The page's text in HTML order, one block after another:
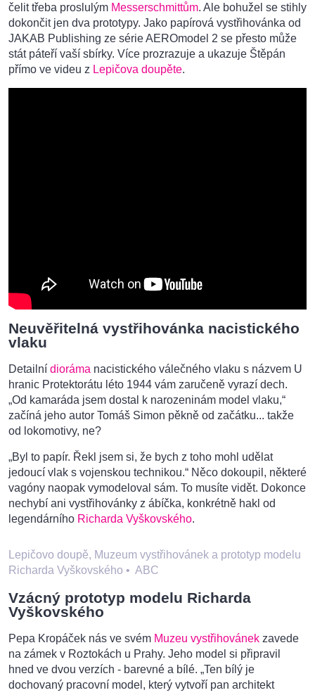
čelit třeba proslulým Messerschmittům. Ale bohužel se stihly
dokončit jen dva prototypy. Jako papírová vystřihovánka od
JAKAB Publishing ze série AEROmodel 2 se přesto může
stát páteří vaší sbírky. Více prozrazuje a ukazuje Štěpán
přímo ve videu z Lepičova doupěte.
Neuvěřitelná vystřihovánka nacistického
vlaku
Detailní dioráma nacistického válečného vlaku s názvem U
hranic Protektorátu léto 1944 vám zaručeně vyrazí dech.
„Od kamaráda jsem dostal k narozeninám model vlaku,“
začíná jeho autor Tomáš Simon pěkně od začátku... takže
od lokomotivy, ne?
„Byl to papír. Řekl jsem si, že bych z toho mohl udělat
jedoucí vlak s vojenskou technikou.“ Něco dokoupil, některé
vagóny naopak vymodeloval sám. To musíte vidět. Dokonce
nechybí ani vystřihovánky z ábíčka, konkrétně hakl od
legendárního Richarda Vyškovského.
Lepičovo doupě, Muzeum vystřihovánek a prototyp modelu
Richarda Vyškovského • ABC
Vzácný prototyp modelu Richarda
Vyškovského
Pepa Kropáček nás ve svém Muzeu vystřihovánek zavede
na zámek v Roztokách u Prahy. Jeho model si připravil
hned ve dvou verzích - barevné a bílé. „Ten bílý je
dochovaný pracovní model, který vytvoří pan architekt